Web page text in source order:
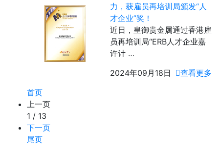
力，获雇员再培训局颁发“人
才企业”奖！
近日，皇御贵金属通过香港雇
员再培训局“ERB人才企业嘉
许计 …
2024年09月18日
查看更多
首页
上一页
1 / 13
下一页
尾页